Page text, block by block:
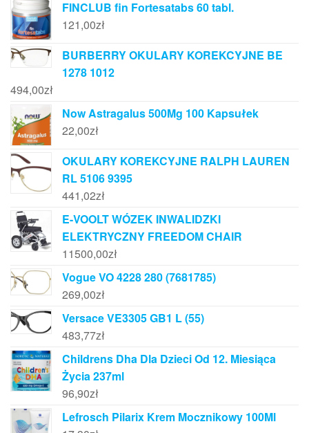
FINCLUB fin Fortesatabs 60 tabl.
121,00zł
BURBERRY OKULARY KOREKCYJNE BE
1278 1012
494,00zł
Now Astragalus 500Mg 100 Kapsułek
22,00zł
OKULARY KOREKCYJNE RALPH LAUREN
RL 5106 9395
441,02zł
E-VOOLT WÓZEK INWALIDZKI
ELEKTRYCZNY FREEDOM CHAIR
11500,00zł
Vogue VO 4228 280 (7681785)
269,00zł
Versace VE3305 GB1 L (55)
483,77zł
Childrens Dha Dla Dzieci Od 12. Miesiąca
Życia 237ml
96,90zł
Lefrosch Pilarix Krem Mocznikowy 100Ml